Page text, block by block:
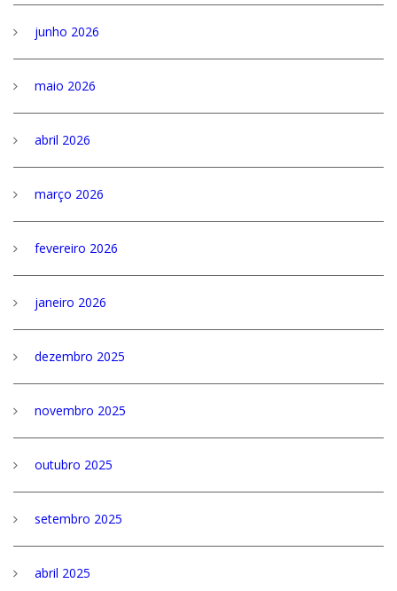
junho 2026
maio 2026
abril 2026
março 2026
fevereiro 2026
janeiro 2026
dezembro 2025
novembro 2025
outubro 2025
setembro 2025
abril 2025